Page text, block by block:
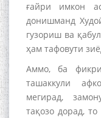
ғайри имкон
донишманд
гузориш ва
ҳам тафовути
Аммо, ба
ташаккули
мегирад,
тақозо дорад,